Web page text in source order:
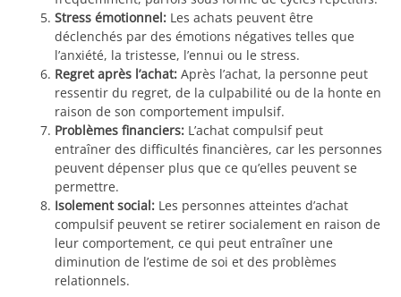
Stress émotionnel: Les achats peuvent être
déclenchés par des émotions négatives telles que
l’anxiété, la tristesse, l’ennui ou le stress.
Regret après l’achat: Après l’achat, la personne peut
ressentir du regret, de la culpabilité ou de la honte en
raison de son comportement impulsif.
Problèmes financiers: L’achat compulsif peut
entraîner des difficultés financières, car les personnes
peuvent dépenser plus que ce qu’elles peuvent se
permettre.
Isolement social: Les personnes atteintes d’achat
compulsif peuvent se retirer socialement en raison de
leur comportement, ce qui peut entraîner une
diminution de l’estime de soi et des problèmes
relationnels.